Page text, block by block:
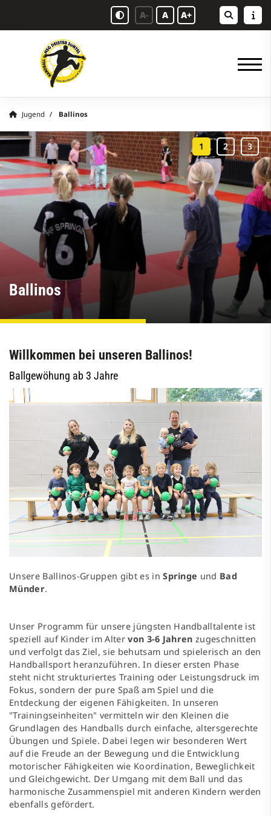
A- A A+
Jugend Ballinos
Ballinos
Willkommen bei unseren Ballinos!
Ballgewöhung ab 3 Jahre
Unsere Ballinos-Gruppen gibt es inSpringe und Bad
Münder.
Unser Programm für unsere jüngsten Handballtalente ist
speziell auf Kinder im Altervon 3-6 Jahren zugeschnitten
und verfolgt das Ziel, sie behutsam und spielerisch an den
Handballsport heranzuführen. In dieser ersten Phase
steht nicht strukturiertes Training oder Leistungsdruck im
Fokus, sondern der pure Spaß am Spiel und die
Entdeckung der eigenen Fähigkeiten. In unseren
"Trainingseinheiten" vermitteln wir den Kleinen die
Grundlagen des Handballs durch einfache, altersgerechte
Übungen und Spiele. Dabei legen wir besonderen Wert
auf die Freude an der Bewegung und die Entwicklung
motorischer Fähigkeiten wie Koordination, Beweglichkeit
und Gleichgewicht. Der Umgang mit dem Ball und das
harmonische Zusammenspiel mit anderen Kindern werden
ebenfalls gefördert.